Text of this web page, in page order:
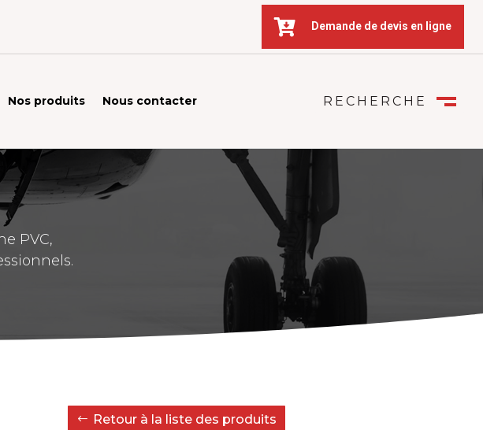
 Demande de devis en ligne
Nos produits Nous contacter
RECHERCHE
PVC,
Retour à la liste des produits